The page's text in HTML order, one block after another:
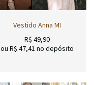
Vestido Anna MI
R$ 49,90
ou R$ 47,41 no depósito